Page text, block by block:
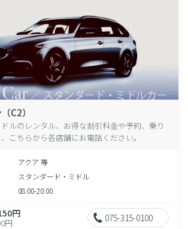
C2）
ルのレンタル、お得な割引料金や予約、乗り
こちらから各店舗にお電話ください。
アクア 等
スタンダード・ミドル
08:00-20:00
円
円 075-315-0100